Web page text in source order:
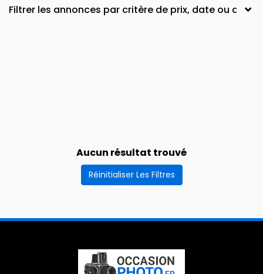
Aucun résultat trouvé
Réinitialiser Les Filtres